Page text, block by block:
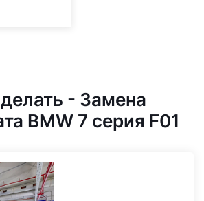
- Замена
BMW 7 серия F01